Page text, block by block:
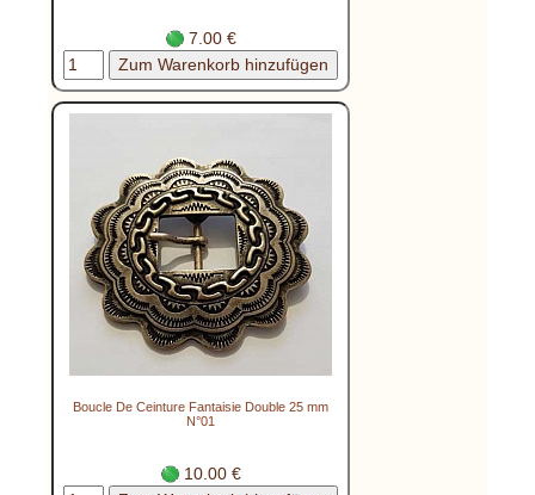
7.00 €
Boucle De Ceinture Fantaisie Double 25 mm
N°01
10.00 €